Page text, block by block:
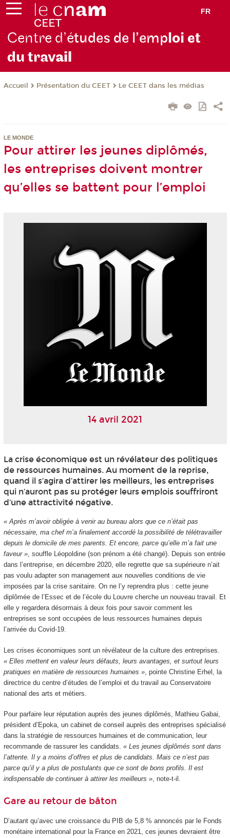
FR
Centre d’études de l’emploi et
du travail
Accueil Présentation du CEET Le CEET dans les médias
LE MONDE
Pour attirer les jeunes diplômés,
les entreprises doivent montrer
qu’elles se battent pour l’emploi
14 avril 2021
La crise économique est un révélateur des politiques
de ressources humaines. Au moment de la reprise,
quand il s’agira d’attirer les meilleurs, les entreprises
qui n’auront pas su protéger leurs emplois souffriront
d’une attractivité négative.
« Après m’avoir obligée à venir au bureau alors que ce n’était pas
nécessaire, ma chef m’a finalement accordé la possibilité de télétravailler
depuis le domicile de mes parents. Et encore, parce qu’elle m’a fait une
faveur », souffle Léopoldine (son prénom a été changé). Depuis son entrée
dans l’entreprise, en décembre 2020, elle regrette que sa supérieure n’ait
pas voulu adapter son management aux nouvelles conditions de vie
imposées par la crise sanitaire. On ne l’y reprendra plus : cette jeune
diplômée de l’Essec et de l’école du Louvre cherche un nouveau travail. Et
elle y regardera désormais à deux fois pour savoir comment les
entreprises se sont occupées de leus ressources humaines depuis
l’arrivée du Covid-19.
Les crises économiques sont un révélateur de la culture des entreprises.
« Elles mettent en valeur leurs défauts, leurs avantages, et surtout leurs
pratiques en matière de ressources humaines », pointe Christine Erhel, la
directrice du centre d’études de l’emploi et du travail au Conservatoire
national des arts et métiers.
Pour parfaire leur réputation auprès des jeunes diplômés, Mathieu Gabai,
président d’Epoka, un cabinet de conseil auprès des entreprises spécialisé
dans la stratégie de ressources humaines et de communication, leur
recommande de rassurer les candidats. « Les jeunes diplômés sont dans
l’attente. Il y a moins d’offres et plus de candidats. Mais ce n’est pas
parce qu’il y a plus de postulants que ce sont de bons profils. Il est
indispensable de continuer à attirer les meilleurs », note-t-il.
Gare au retour de bâton
D’autant qu’avec une croissance du PIB de 5,8 % annoncés par le Fonds
monétaire international pour la France en 2021, ces jeunes devraient être